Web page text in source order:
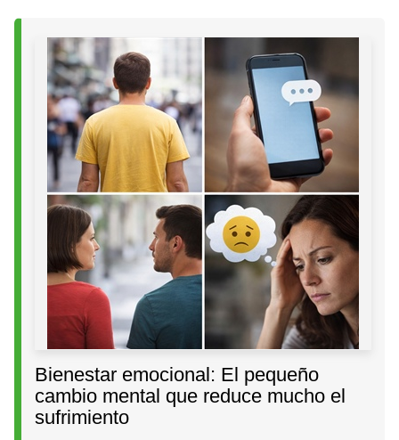
Bienestar emocional: El pequeño
cambio mental que reduce mucho el
sufrimiento